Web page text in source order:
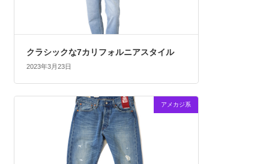
クラシックな7カリフォルニアスタイル
2023年3月23日
アメカジ系